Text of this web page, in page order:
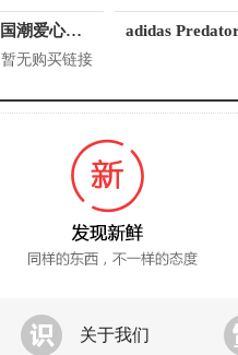
KM/kilometers 国潮爱心短袖T恤 M2X2108466
暂无购买链接
关于我们